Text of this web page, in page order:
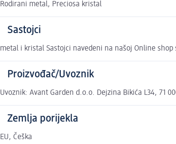
Rodirani metal, Preciosa kristal
Sastojci
metal i kristal Sastojci navedeni na našoj Online
Proizvođač/Uvoznik
Uvoznik: Avant Garden d.o.o. Dejzina Bikića L34, 71
Zemlja porijekla
EU, Češka